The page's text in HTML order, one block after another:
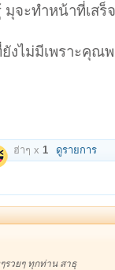
จะทำหน้าที่เสร็
งไม่มีเพราะคุณ
ฮ่าๆ x 1 ดูรายการ
รวยๆ ทุกท่าน สาธุ